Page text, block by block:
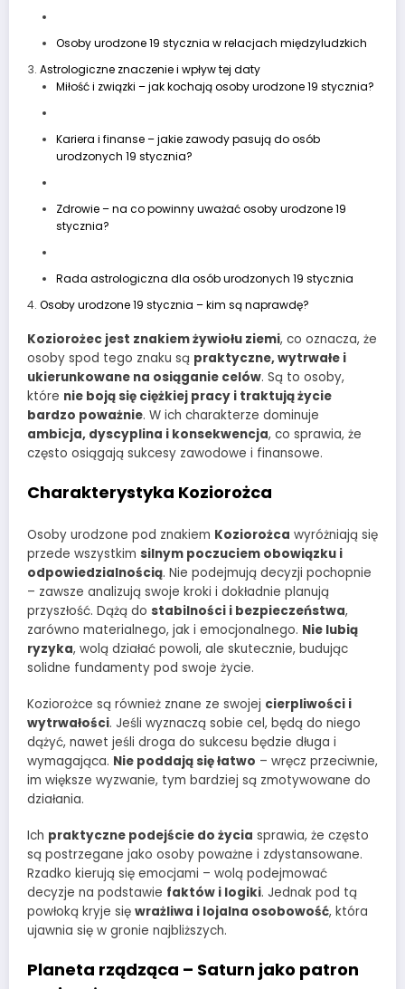
Osoby urodzone 19 stycznia w relacjach międzyludzkich
Astrologiczne znaczenie i wpływ tej daty
Miłość i związki – jak kochają osoby urodzone 19 stycznia?
Kariera i finanse – jakie zawody pasują do osób
urodzonych 19 stycznia?
Zdrowie – na co powinny uważać osoby urodzone 19
stycznia?
Rada astrologiczna dla osób urodzonych 19 stycznia
Osoby urodzone 19 stycznia – kim są naprawdę?
Koziorożec jest znakiem żywiołu ziemi, co oznacza, że
osoby spod tego znaku są praktyczne, wytrwałe i
ukierunkowane na osiąganie celów. Są to osoby,
które nie boją się ciężkiej pracy i traktują życie
bardzo poważnie. W ich charakterze dominuje
ambicja, dyscyplina i konsekwencja, co sprawia, że
często osiągają sukcesy zawodowe i finansowe.
Charakterystyka Koziorożca
Osoby urodzone pod znakiem Koziorożca wyróżniają się
przede wszystkim silnym poczuciem obowiązku i
odpowiedzialnością. Nie podejmują decyzji pochopnie
– zawsze analizują swoje kroki i dokładnie planują
przyszłość. Dążą do stabilności i bezpieczeństwa,
zarówno materialnego, jak i emocjonalnego. Nie lubią
ryzyka, wolą działać powoli, ale skutecznie, budując
solidne fundamenty pod swoje życie.
Koziorożce są również znane ze swojej cierpliwości i
wytrwałości. Jeśli wyznaczą sobie cel, będą do niego
dążyć, nawet jeśli droga do sukcesu będzie długa i
wymagająca. Nie poddają się łatwo – wręcz przeciwnie,
im większe wyzwanie, tym bardziej są zmotywowane do
działania.
Ich praktyczne podejście do życia sprawia, że często
są postrzegane jako osoby poważne i zdystansowane.
Rzadko kierują się emocjami – wolą podejmować
decyzje na podstawie faktów i logiki. Jednak pod tą
powłoką kryje się wrażliwa i lojalna osobowość, która
ujawnia się w gronie najbliższych.
Planeta rządząca – Saturn jako patron